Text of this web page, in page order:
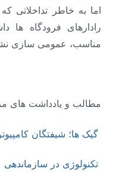
اما به خاطر تداخلاتی
رادارهای فرودگاه ها
مناسب، عمومی سازی
مطالب و یادداشت های
گیک ها؛ شیفتگان
تکنولوژی در سازماندهی